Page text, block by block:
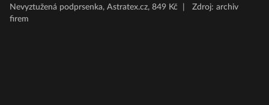
Nevyztužená podprsenka, Astratex.cz, 849 Kč
Zdroj: archiv
firem